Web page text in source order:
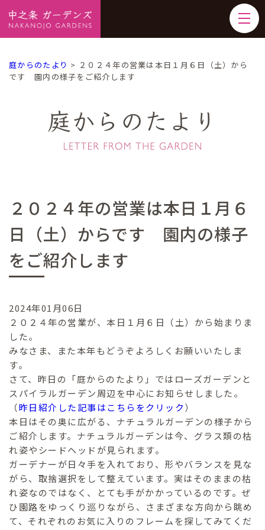
庭からのたより > ２０２４年の営業は本日１月６日（土）から
です 園内の様子をご紹介します
庭からのたより
２０２４年の営業は本日１月６
日（土）からです 園内の様子
をご紹介します
2024年01月06日
２０２４年の営業が、本日１月６日（土）から始まりま
した。
みなさま、また本年もどうぞよろしくお願いいたしま
す。
さて、昨日の「庭からのたより」ではローズガーデンと
スパイラルガーデン周辺を中心にお知らせしました。
（昨日紹介した記事はこちらをクリック）
本日はその奥に広がる、ナチュラルガーデンの様子から
ご紹介します。ナチュラルガーデンは今、グラス類の枯
れ姿やシードヘッドが見られます。
ガーデナーが日々手を入れており、形やバランスを見な
がら、取捨選択をして整えています。実はそのままの枯
れ姿なのではなく、とても手がかかっているのです。ぜ
ひ園路をゆっくり巡りながら、さまざまな方向から眺め
て、それぞれのお気に入りのフレームを探してみてくだ